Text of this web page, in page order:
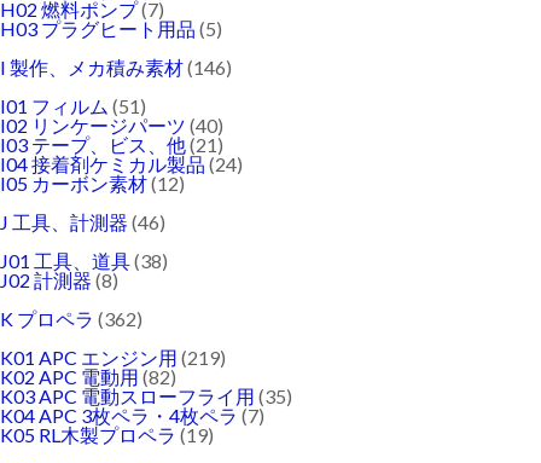
H02 燃料ポンプ(7)
H03 プラグヒート用品 (5)
I 製作、メカ積み素材(146)
I01 フィルム (51)
I02 リンケージパーツ (40)
I03 テープ、ビス、他(21)
I04 接着剤ケミカル製品 (24)
I05 カーボン素材(12)
J 工具、計測器 (46)
J01 工具、道具(38)
J02 計測器 (8)
K プロペラ (362)
K01 APC エンジン用 (219)
K02 APC 電動用 (82)
K03 APC 電動スローフライ用 (35)
K04 APC 3枚ペラ・4枚ペラ (7)
K05 RL木製プロペラ (19)